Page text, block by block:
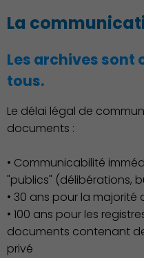
La
Les archives sont
tous.
Le délai légal de
documents :
• Communicabilité
"publics" (délibérations,
• 30 ans pour la
• 100 ans pour les
documents contenant
privé